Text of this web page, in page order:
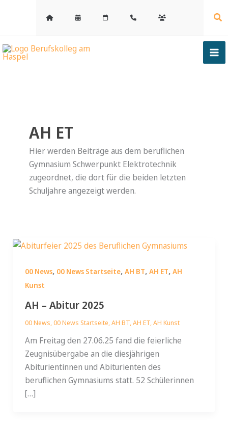
AH ET
Hier werden Beiträge aus dem beruflichen
Gymnasium Schwerpunkt Elektrotechnik
zugeordnet, die dort für die beiden letzten
Schuljahre angezeigt werden.
00 News, 00 News Startseite, AH BT, AH ET, AH
Kunst
AH – Abitur 2025
00 News 00 News Startseite AH BT, AH ET, AH Kunst
Am Freitag den 27.06.25 fand die feierliche
Zeugnisübergabe an die diesjährigen
Abiturientinnen und Abiturienten des
beruflichen Gymnasiums statt. 52 Schülerinnen
[…]